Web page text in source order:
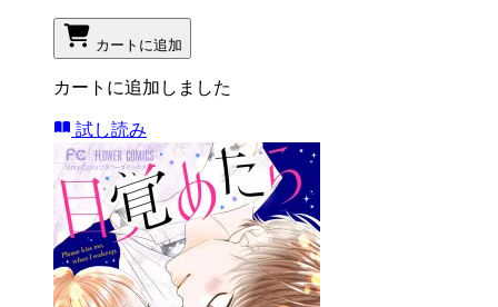
カートに追加
カートに追加しました
試し読み